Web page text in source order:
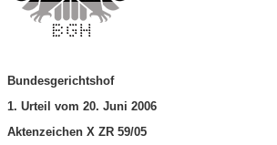
Bundesgerichtshof
1. Urteil vom 20. Juni 2006
Aktenzeichen X ZR 59/05